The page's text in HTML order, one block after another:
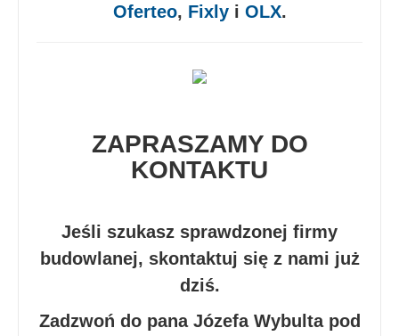
Oferteo, Fixlyi OLX.
ZAPRASZAMY DO
KONTAKTU
Jeśli szukasz sprawdzonej firmy
budowlanej, skontaktuj się z nami już
dziś.
Zadzwoń do pana Józefa Wybulta pod